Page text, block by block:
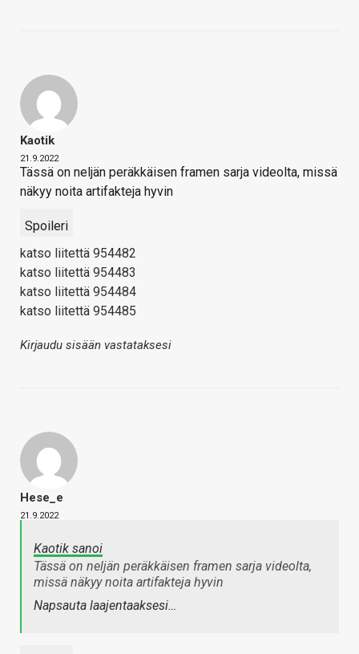
Kaotik
21.9.2022
Tässä on neljän peräkkäisen framen sarja videolta, missä
näkyy noita artifakteja hyvin
Spoileri
katso liitettä 954482
katso liitettä 954483
katso liitettä 954484
katso liitettä 954485
Kirjaudu sisään vastataksesi
Hese_e
21.9.2022
Kaotik sanoi
Tässä on neljän peräkkäisen framen sarja videolta,
missä näkyy noita artifakteja hyvin
Napsauta laajentaaksesi…